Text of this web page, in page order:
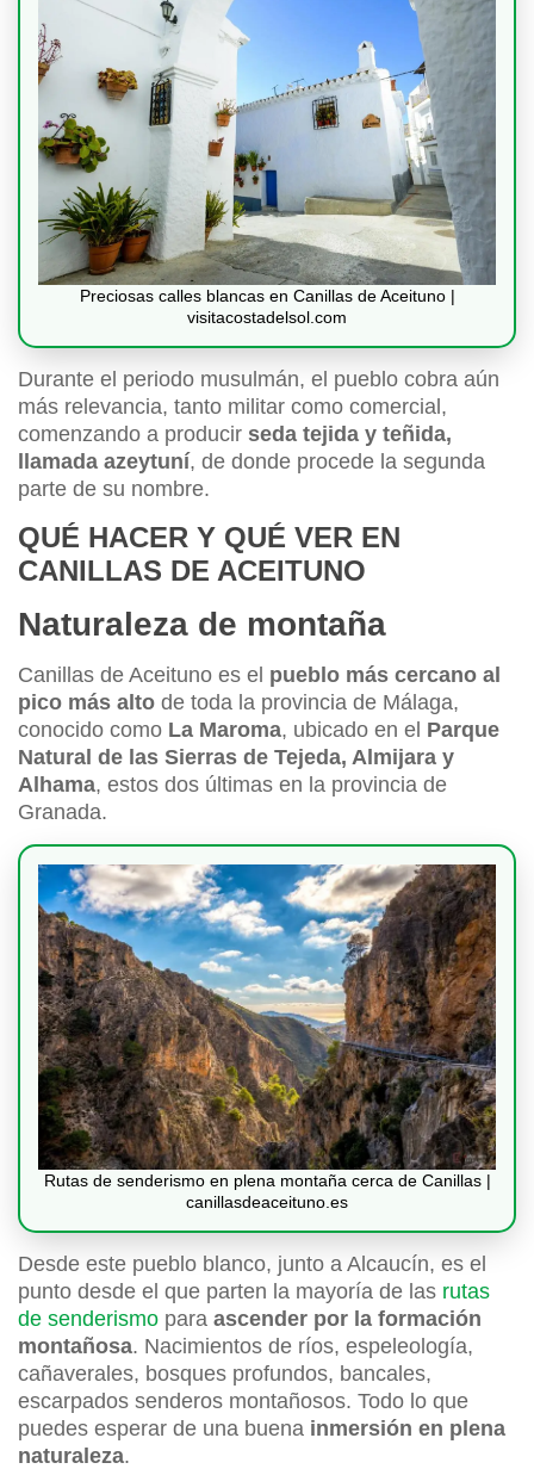
Preciosas calles blancas en Canillas de Aceituno |
visitacostadelsol.com
Durante el periodo musulmán, el pueblo cobra aún
más relevancia, tanto militar como comercial,
comenzando a producir seda tejida y teñida,
llamada azeytuní, de donde procede la segunda
parte de su nombre.
QUÉ HACER Y QUÉ VER EN
CANILLAS DE ACEITUNO
Naturaleza de montaña
Canillas de Aceituno es el pueblo más cercano al
pico más alto de toda la provincia de Málaga,
conocido como La Maroma, ubicado en el Parque
Natural de las Sierras de Tejeda, Almijara y
Alhama, estos dos últimas en la provincia de
Granada.
Rutas de senderismo en plena montaña cerca de Canillas |
canillasdeaceituno.es
Desde este pueblo blanco, junto a Alcaucín, es el
punto desde el que parten la mayoría de las rutas
de senderismo para ascender por la formación
montañosa. Nacimientos de ríos, espeleología,
cañaverales, bosques profundos, bancales,
escarpados senderos montañosos. Todo lo que
puedes esperar de una buena inmersión en plena
naturaleza.